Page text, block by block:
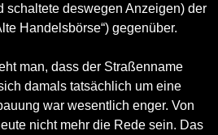
schaltete deswegen Anzeigen) der
Handelsbörse“) gegenüber.
man, dass der Straßenname
damals tatsächlich um eine
war wesentlich enger. Von
nicht mehr die Rede sein. Das